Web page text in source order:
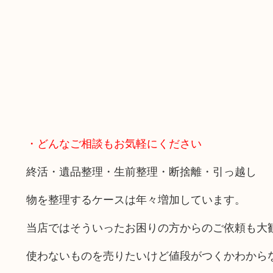
・どんなご相談もお気軽にください
終活・遺品整理・生前整理・断捨離・引っ越し
物を整理するケースは年々増加しています。
当店ではそういったお困りの方からのご依頼も大
使わないものを売りたいけど値段がつくかわか